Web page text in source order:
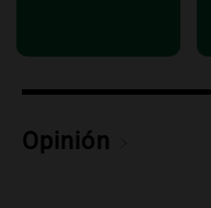
Panorama Federal
Audio.
Opinión